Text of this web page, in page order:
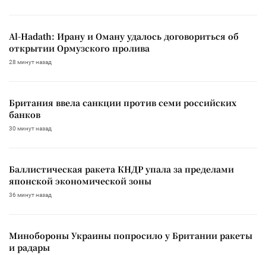
Al-Hadath: Ирану и Оману удалось договориться об
открытии Ормузского пролива
28 минут назад
Британия ввела санкции против семи российских
банков
30 минут назад
Баллистическая ракета КНДР упала за пределами
японской экономической зоны
36 минут назад
Минобороны Украины попросило у Британии ракеты
и радары